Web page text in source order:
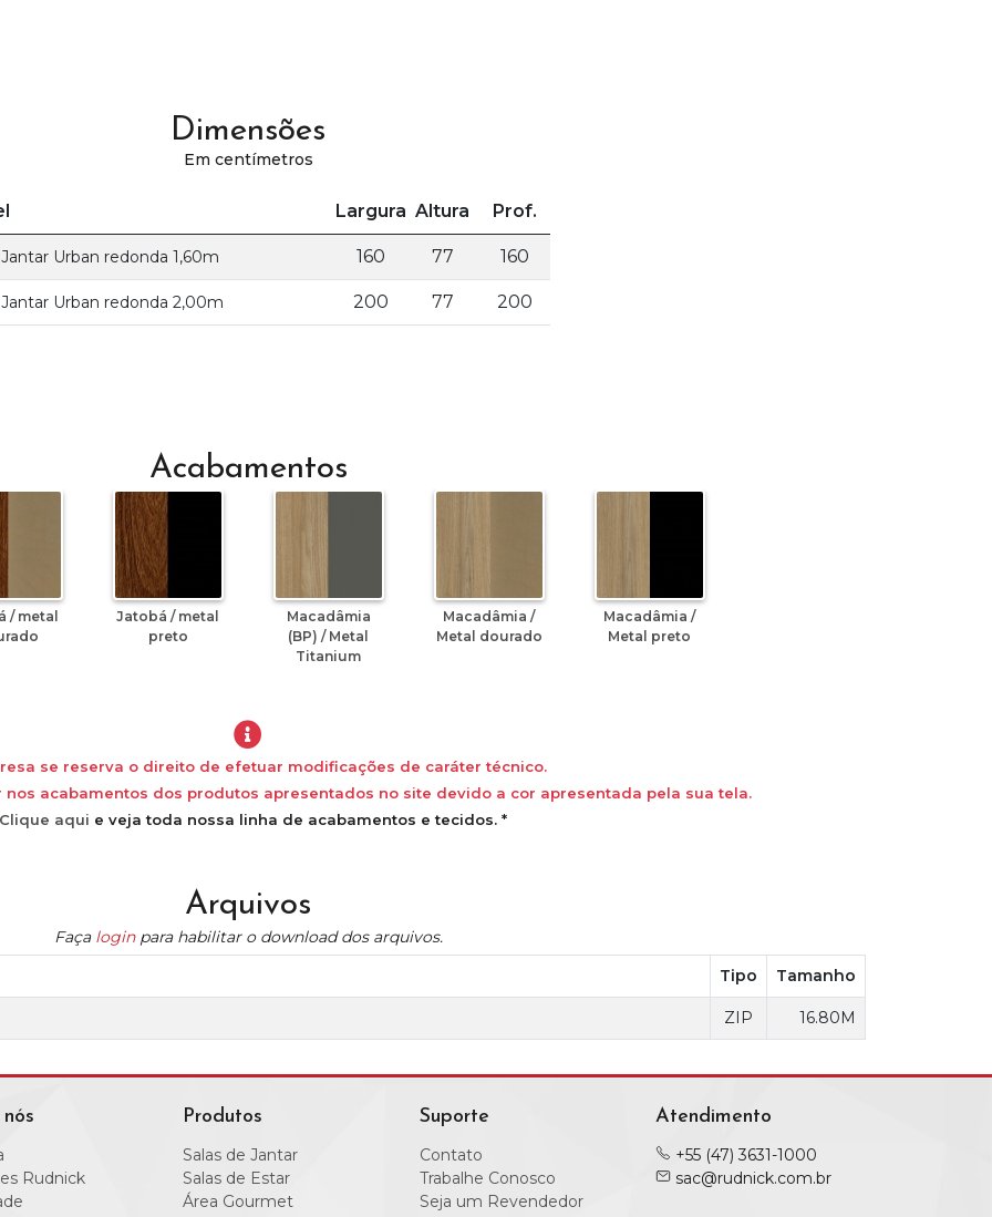
Dimensões
Em centímetros
Largura Altura Prof.
Urban redonda 1,60m 160 77 160
Urban redonda 2,00m 200 77 200
Acabamentos
/ metal
Jatobá / metal
preto
Macadâmia
(BP) / Metal
Titanium
Macadâmia /
Metal dourado
Macadâmia /
Metal preto
se reserva o direito de efetuar modificações de caráter técnico.
acabamentos dos produtos apresentados no site devido a cor apresentada pela sua tela.
Clique aqui e veja toda nossa linha de acabamentos e tecidos. *
Arquivos
Faça loginpara habilitar o download dos arquivos.
Tipo
Tamanho
ZIP 16.80M
Rudnick
Produtos
Salas de Jantar
Salas de Estar
Área Gourmet
Suporte
Contato
Trabalhe Conosco
Seja um Revendedor
Atendimento
+55 (47) 3631-1000
sac@rudnick.com.br